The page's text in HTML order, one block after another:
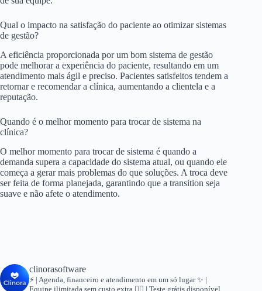
Qual o impacto na satisfação do paciente ao otimizar sistemas
de gestão?
A eficiência proporcionada por um bom sistema de gestão
pode melhorar a experiência do paciente, resultando em um
atendimento mais ágil e preciso. Pacientes satisfeitos tendem a
retornar e recomendar a clínica, aumentando a clientela e a
reputação.
Quando é o melhor momento para trocar de sistema na
clínica?
O melhor momento para trocar de sistema é quando a
demanda supera a capacidade do sistema atual, ou quando ele
começa a gerar mais problemas do que soluções. A troca deve
ser feita de forma planejada, garantindo que a transition seja
suave e não afete o atendimento.
clinorasoftware
⚡ | Agenda, financeiro e atendimento em um só lugar✨ |
Equipe ilimitada sem custo extra 👇🏻 | Teste grátis disponível